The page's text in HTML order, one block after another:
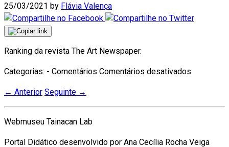
25/03/2021 by Flávia Valença
Ranking da revista The Art Newspaper.
Categorias: - Comentários Comentários desativados
← Anterior Seguinte →
Webmuseu Tainacan Lab
Portal Didático desenvolvido por Ana Cecília Rocha Veiga